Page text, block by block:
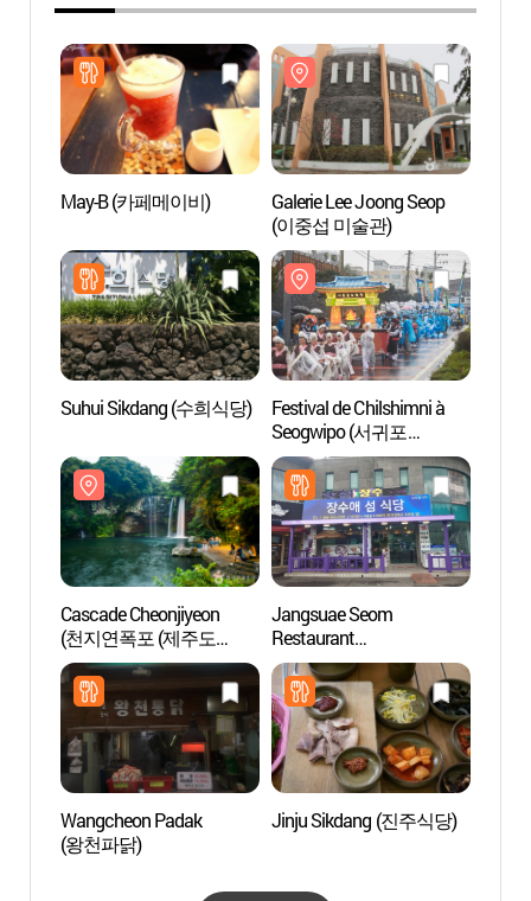
May-B (카페메이비)
Galerie Lee Joong Seop
(이중섭 미술관)
Suhui Sikdang (수희식당)
Festival de Chilshimni à
Seogwipo (서귀포
칠십리축제)
Cascade Cheonjiyeon
(천지연폭포 (제주도
국가지질공원))
Jangsuae Seom
Restaurant
(장수애섬식당)
Wangcheon Padak
(왕천파닭)
Jinju Sikdang (진주식당)